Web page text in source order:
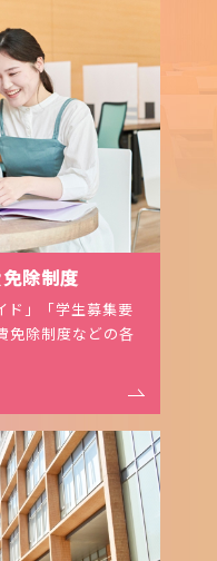
除制度
ド」「学生募集要
免除制度などの各